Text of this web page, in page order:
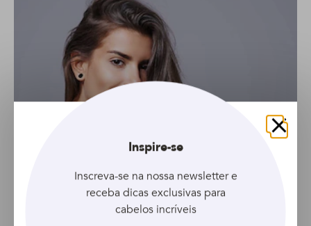
Fechar
Inspire-se
Inscreva-se na nossa newsletter e
receba dicas exclusivas para
cabelos incríveis